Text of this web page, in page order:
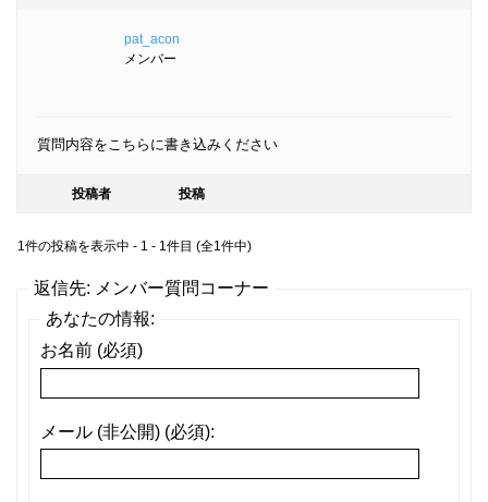
pat_acon
メンバー
質問内容をこちらに書き込みください
投稿者 投稿
1件の投稿を表示中 - 1 - 1件目 (全1件中)
返信先: メンバー質問コーナー
あなたの情報:
お名前 (必須)
メール (非公開) (必須):